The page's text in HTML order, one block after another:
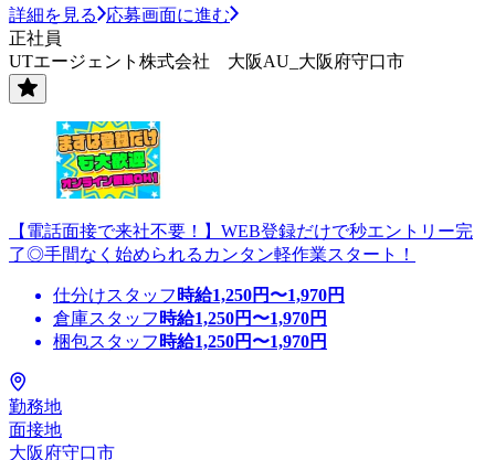
詳細を見る
応募画面に進む
正社員
UTエージェント株式会社 大阪AU_大阪府守口市
【電話面接で来社不要！】WEB登録だけで秒エントリー完
了◎手間なく始められるカンタン軽作業スタート！
仕分けスタッフ 時給1,250円〜1,970円
倉庫スタッフ 時給1,250円〜1,970円
梱包スタッフ 時給1,250円〜1,970円
勤務地
面接地
大阪府守口市